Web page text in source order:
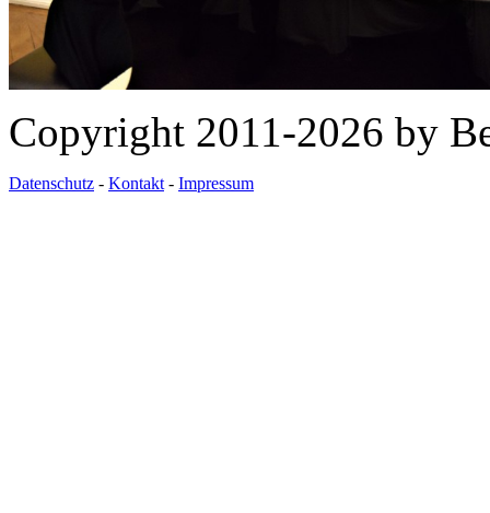
Copyright 2011-2026 by
Datenschutz - Kontakt - Impressum